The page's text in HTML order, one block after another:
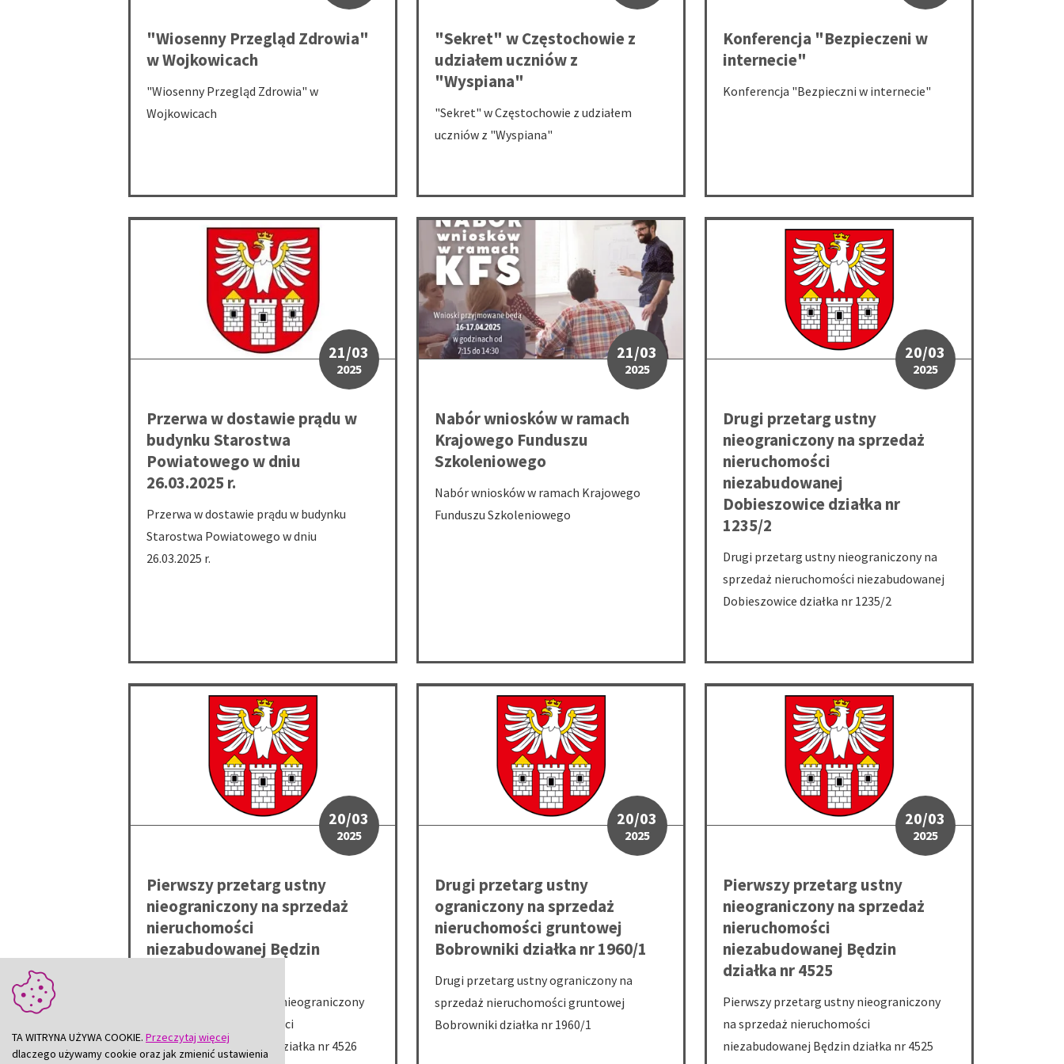
TA WITRYNA UŻYWA COOKIE. Przeczytaj więcej
dlaczego używamy cookie oraz jak zmienić ustawienia
"Wiosenny Przegląd Zdrowia"
w Wojkowicach
"Wiosenny Przegląd Zdrowia" w
Wojkowicach
"Sekret" w Częstochowie z
udziałem uczniów z
"Wyspiana"
"Sekret" w Częstochowie z udziałem
uczniów z "Wyspiana"
Konferencja "Bezpieczeni w
internecie"
Konferencja "Bezpieczni w internecie"
Przerwa w dostawie prądu w budynku Starostwa Powiatowego w dniu 26.03.2025 r.
21/03
2025
Przerwa w dostawie prądu w
budynku Starostwa
Powiatowego w dniu
26.03.2025 r.
Przerwa w dostawie prądu w budynku
Starostwa Powiatowego w dniu
26.03.2025 r.
Nabór wniosków w ramach Krajowego Funduszu Szkoleniowego
21/03
2025
Nabór wniosków w ramach
Krajowego Funduszu
Szkoleniowego
Nabór wniosków w ramach Krajowego
Funduszu Szkoleniowego
Drugi przetarg ustny nieograniczony na sprzedaż nieruchomości
20/03
2025
Drugi przetarg ustny
nieograniczony na sprzedaż
nieruchomości
niezabudowanej
Dobieszowice działka nr
1235/2
Drugi przetarg ustny nieograniczony na
sprzedaż nieruchomości niezabudowanej
Dobieszowice działka nr 1235/2
Pierwszy przetarg ustny nieograniczony na sprzedaż nieruchomości niezabudowanej Będzin działka nr 4526
20/03
2025
Pierwszy przetarg ustny
nieograniczony na sprzedaż
nieruchomości
niezabudowanej Będzin
Pierwszy przetarg ustny nieograniczony
na sprzedaż nieruchomości
niezabudowanej Będzin działka nr 4526
Drugi przetarg ustny ograniczony na sprzedaż nieruchomości gruntowej Bobrowniki działka nr 1960/1
20/03
2025
Drugi przetarg ustny
ograniczony na sprzedaż
nieruchomości gruntowej
Bobrowniki działka nr 1960/1
Drugi przetarg ustny ograniczony na
sprzedaż nieruchomości gruntowej
Bobrowniki działka nr 1960/1
Pierwszy przetarg ustny nieograniczony na sprzedaż
20/03
2025
Pierwszy przetarg ustny
nieograniczony na sprzedaż
nieruchomości
niezabudowanej Będzin
działka nr 4525
Pierwszy przetarg ustny nieograniczony
na sprzedaż nieruchomości
niezabudowanej Będzin działka nr 4525